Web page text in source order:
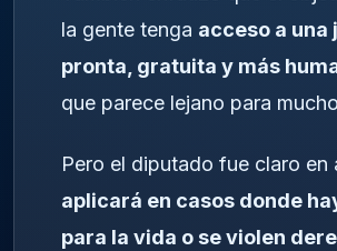
la gente tenga acceso a una
pronta, gratuita y más
que parece lejano para
Pero el diputado fue claro en
aplicará en casos donde
para la vida o se violen